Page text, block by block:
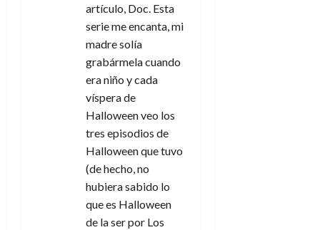
artículo, Doc. Esta
serie me encanta, mi
madre solía
grabármela cuando
era niño y cada
víspera de
Halloween veo los
tres episodios de
Halloween que tuvo
(de hecho, no
hubiera sabido lo
que es Halloween
de la ser por Los